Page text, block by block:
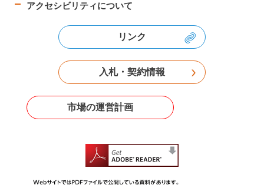
アクセシビリティについて
リンク
入札・契約情報
市場の運営計画